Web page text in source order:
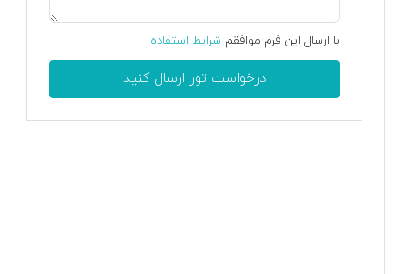
با ارسال این فرم موافقم شرایط استفاده
درخواست تور ارسال کنید